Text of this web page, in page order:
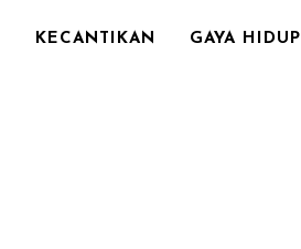
KECANTIKAN GAYA HIDUP